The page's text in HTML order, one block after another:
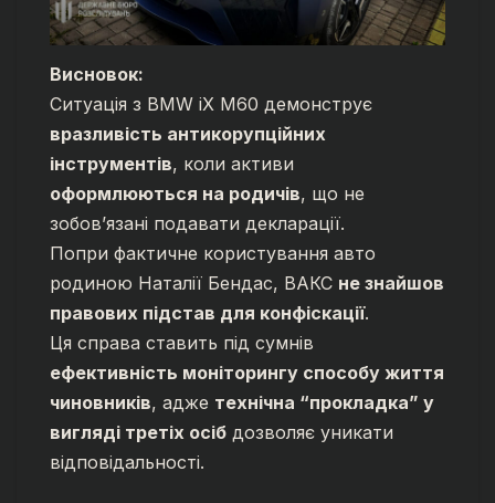
Висновок:
Ситуація з BMW iX M60 демонструє
вразливість антикорупційних
інструментів, коли активи
оформлюються на родичів, що не
зобов’язані подавати декларації.
Попри фактичне користування авто
родиною Наталії Бендас, ВАКС не знайшов
правових підстав для конфіскації.
Ця справа ставить під сумнів
ефективність моніторингу способу життя
чиновників, адже технічна “прокладка” у
вигляді третіх осіб дозволяє уникати
відповідальності.